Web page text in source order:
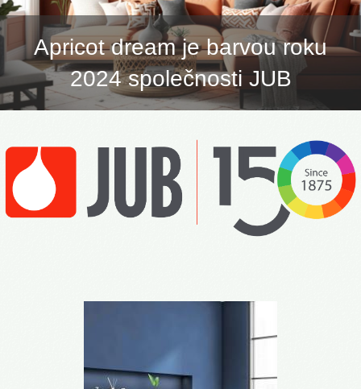
Apricot dream je barvou roku
2024 společnosti JUB